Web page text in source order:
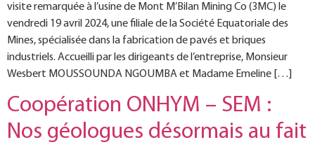
visite remarquée à l’usine de Mont M’Bilan Mining Co (3MC) le
vendredi 19 avril 2024, une filiale de la Société Equatoriale des
Mines, spécialisée dans la fabrication de pavés et briques
industriels. Accueilli par les dirigeants de l’entreprise, Monsieur
Wesbert MOUSSOUNDA NGOUMBA et Madame Emeline […]
Coopération ONHYM – SEM :
Nos géologues désormais au fait